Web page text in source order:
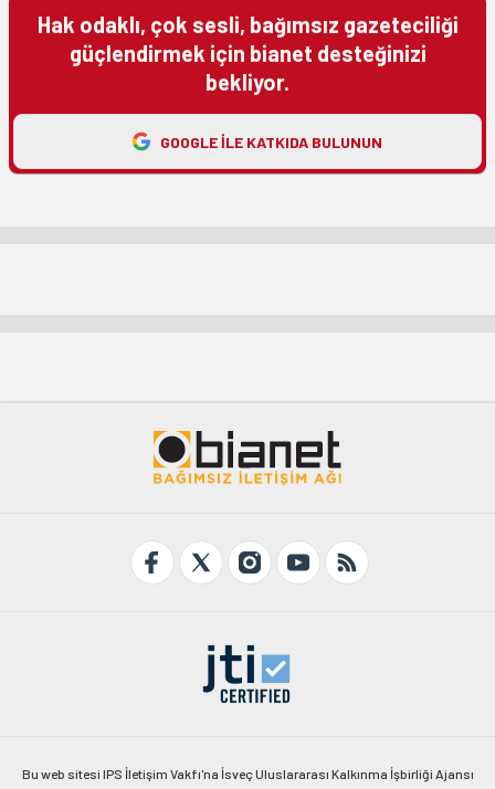
Hak odaklı, çok sesli, bağımsız gazeteciliği
güçlendirmek için bianet desteğinizi
bekliyor.
GOOGLE ILE KATKIDA BULUNUN
Bu web sitesi IPS İletişim Vakfı'na İsveç Uluslararası Kalkınma İşbirliği Ajansı